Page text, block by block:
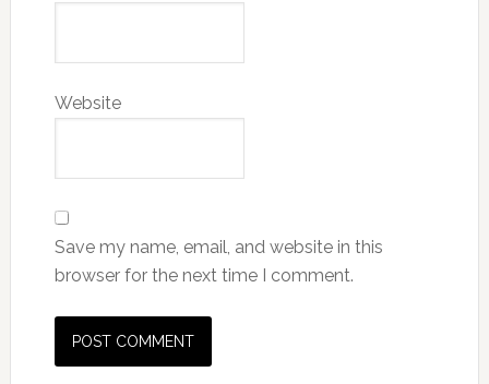
Website
Save my name, email, and website in this
browser for the next time I comment.